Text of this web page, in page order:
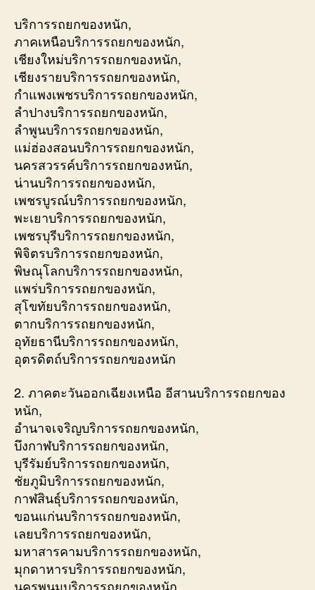
บริการรถยกของหนัก,
ภาคเหนือบริการรถยกของหนัก,
เชียงใหม่บริการรถยกของหนัก,
เชียงรายบริการรถยกของหนัก,
กำแพงเพชรบริการรถยกของหนัก,
ลำปางบริการรถยกของหนัก,
ลำพูนบริการรถยกของหนัก,
แม่ฮ่องสอนบริการรถยกของหนัก,
นครสวรรค์บริการรถยกของหนัก,
น่านบริการรถยกของหนัก,
เพชรบูรณ์บริการรถยกของหนัก,
พะเยาบริการรถยกของหนัก,
เพชรบุรีบริการรถยกของหนัก,
พิจิตรบริการรถยกของหนัก,
พิษณุโลกบริการรถยกของหนัก,
แพร่บริการรถยกของหนัก,
สุโขทัยบริการรถยกของหนัก,
ตากบริการรถยกของหนัก,
อุทัยธานีบริการรถยกของหนัก,
อุตรดิตถ์บริการรถยกของหนัก
2. ภาคตะวันออกเฉียงเหนือ อีสานบริการรถยกของ
หนัก,
อำนาจเจริญบริการรถยกของหนัก,
บึงกาฬบริการรถยกของหนัก,
บุรีรัมย์บริการรถยกของหนัก,
ชัยภูมิบริการรถยกของหนัก,
กาฬสินธุ์บริการรถยกของหนัก,
ขอนแก่นบริการรถยกของหนัก,
เลยบริการรถยกของหนัก,
มหาสารคามบริการรถยกของหนัก,
มุกดาหารบริการรถยกของหนัก,
นครพนมบริการรถยกของหนัก,